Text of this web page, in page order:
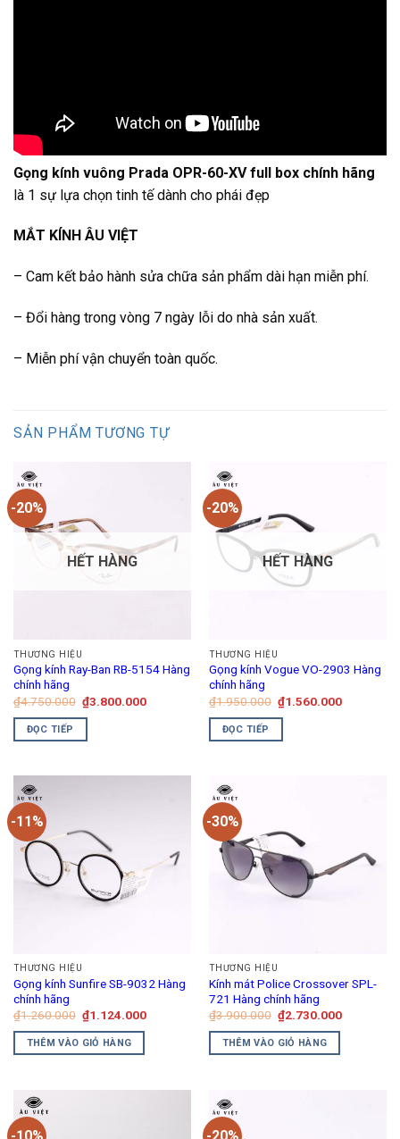
Gọng kính vuông Prada OPR-60-XV full box chính hãng
là 1 sự lựa chọn tinh tế dành cho phái đẹp
MẮT KÍNH ÂU VIỆT
– Cam kết bảo hành sửa chữa sản phẩm dài hạn miễn phí.
– Đổi hàng trong vòng 7 ngày lỗi do nhà sản xuất.
– Miễn phí vận chuyển toàn quốc.
SẢN PHẨM TƯƠNG TỰ
-20%
HẾT HÀNG
THƯƠNG HIỆU
Gọng kính Ray-Ban RB-5154 Hàng
chính hãng
₫4.750.000 Giá
gốc
là:
₫3.800.000Giá
ĐỌC TIẾP
-20%
HẾT HÀNG
THƯƠNG HIỆU
Gọng kính Vogue VO-2903 Hàng
chính hãng
₫1.950.000 Giá
gốc
là:
₫1.560.000Giá
ĐỌC TIẾP
-11%
THƯƠNG HIỆU
Gọng kính Sunfire SB-9032 Hàng
chính hãng
₫1.260.000 Giá
gốc
là:
₫1.260.000.
₫1.124.000Giá
THÊM VÀO GIỎ HÀNG
-30%
THƯƠNG HIỆU
Kính mát Police Crossover SPL-
721 Hàng chính hãng
₫3.900.000 Giá
gốc
là:
₫3.900.000.
₫2.730.000Giá
THÊM VÀO GIỎ HÀNG